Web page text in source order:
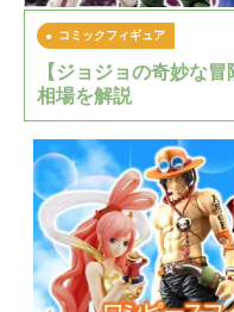
コミックフィギュア
【ジョジョの奇妙な
相場を解説